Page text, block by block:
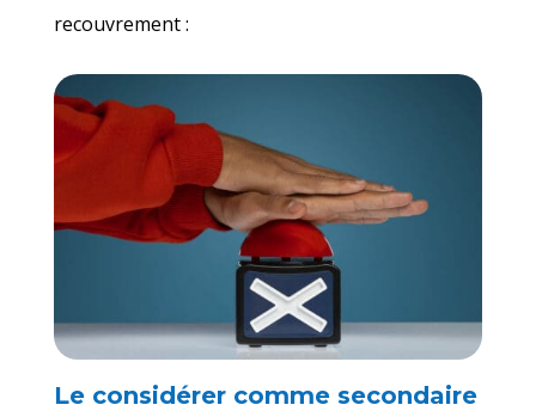
recouvrement :
Le considérer comme secondaire